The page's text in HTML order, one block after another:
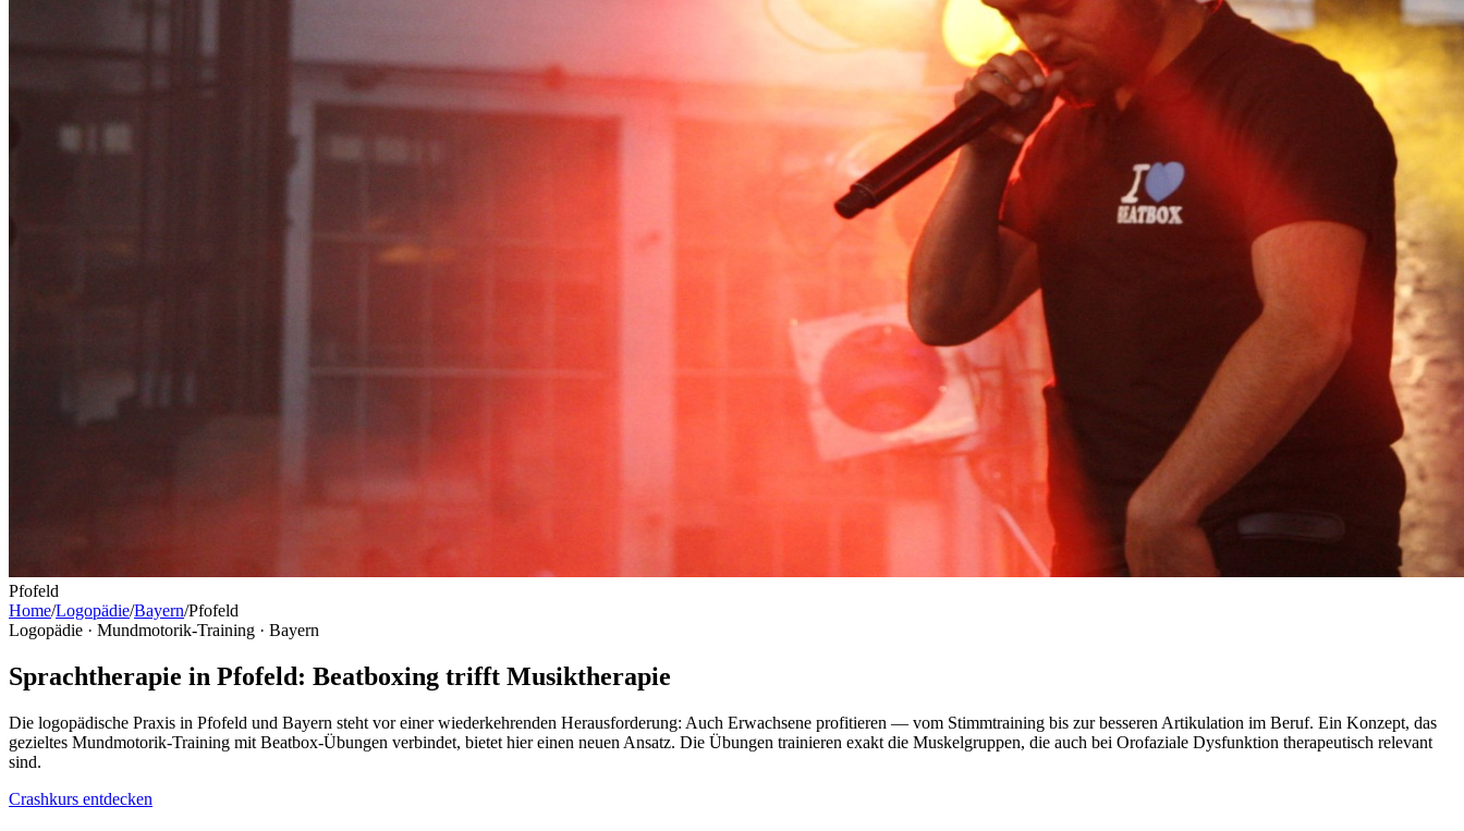
Pfofeld
Home/Logopädie/Bayern/Pfofeld
Logopädie · Mundmotorik-Training · Bayern
Sprachtherapie in Pfofeld: Beatboxing trifft Musiktherapie
Die logopädische Praxis in Pfofeld und Bayern steht vor einer wiederkehrenden Herausforderung: Auch Erwachsene profitieren — vom Stimmtraining bis zur besseren Artikulation im Beruf. Ein Konzept, das
gezieltes Mundmotorik-Training mit Beatbox-Übungen verbindet, bietet hier einen neuen Ansatz. Die Übungen trainieren exakt die Muskelgruppen, die auch bei Orofaziale Dysfunktion therapeutisch relevant
sind.
Crashkurs entdecken